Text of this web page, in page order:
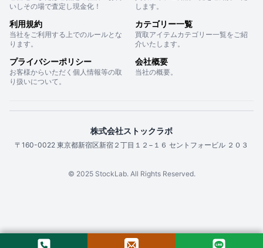
いしその場で査定し現金化！
します。
利用規約
当社をご利用する上でのルールとな
ります。
カテゴリー一覧
買取アイテムカテゴリー一覧をご紹
介いたします。
プライバシーポリシー
お客様からいただく個人情報等の取
り扱いについて。
会社概要
当社の概要。
株式会社ストックラボ
〒160-0022 東京都新宿区新宿２丁目１２−１６ セントフォービル ２０３
© 2025 StockLab. All Rights Reserved.